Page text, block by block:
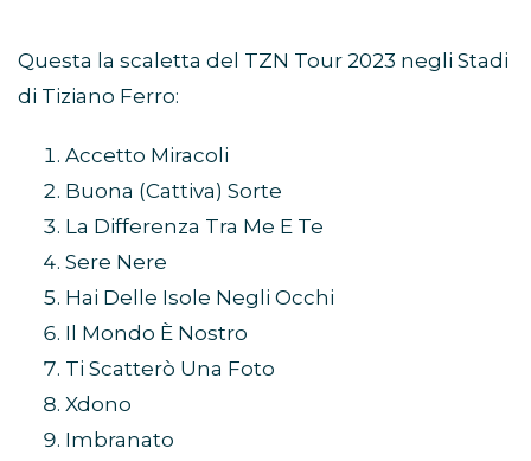
Questa la scaletta del TZN Tour 2023 negli Stadi
di Tiziano Ferro:
Accetto Miracoli
Buona (Cattiva) Sorte
La Differenza Tra Me E Te
Sere Nere
Hai Delle Isole Negli Occhi
Il Mondo È Nostro
Ti Scatterò Una Foto
Xdono
Imbranato